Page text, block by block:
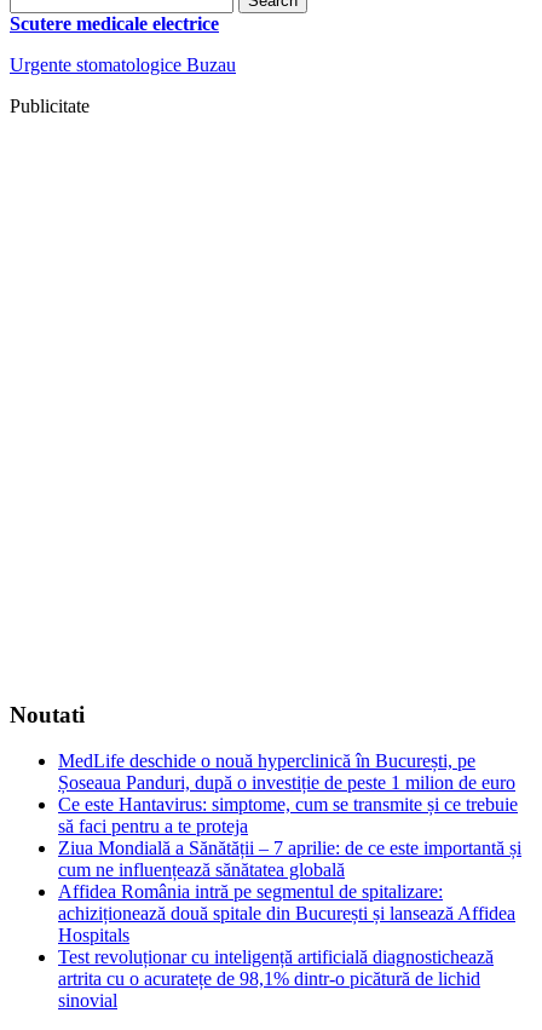
for:
Scutere medicale electrice
Urgente stomatologice Buzau
Publicitate
Noutati
MedLife deschide o nouă hyperclinică în București, pe
Șoseaua Panduri, după o investiție de peste 1 milion de euro
Ce este Hantavirus: simptome, cum se transmite și ce trebuie
să faci pentru a te proteja
Ziua Mondială a Sănătății – 7 aprilie: de ce este importantă și
cum ne influențează sănătatea globală
Affidea România intră pe segmentul de spitalizare:
achiziționează două spitale din București și lansează Affidea
Hospitals
Test revoluționar cu inteligență artificială diagnostichează
artrita cu o acuratețe de 98,1% dintr-o picătură de lichid
sinovial